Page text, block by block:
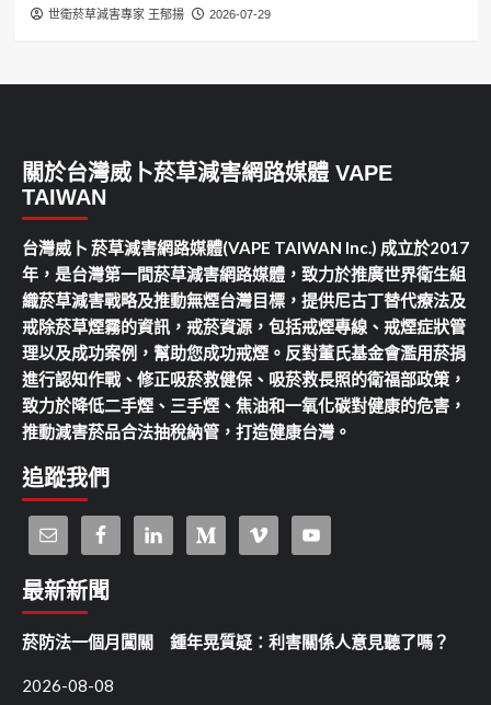
世衛菸草減害專家 王郁揚 2026-07-29
關於台灣威卜菸草減害網路媒體 VAPE
TAIWAN
台灣威卜 菸草減害網路媒體(VAPE TAIWAN Inc.) 成立於2017
年，是台灣第一間菸草減害網路媒體，致力於推廣世界衛生組
織菸草減害戰略及推動無煙台灣目標，提供尼古丁替代療法及
戒除菸草煙霧的資訊，戒菸資源，包括戒煙專線、戒煙症狀管
理以及成功案例，幫助您成功戒煙。反對董氏基金會濫用菸捐
進行認知作戰、修正吸菸救健保、吸菸救長照的衛福部政策，
致力於降低二手煙、三手煙、焦油和一氧化碳對健康的危害，
推動減害菸品合法抽稅納管，打造健康台灣。
追蹤我們
最新新聞
菸防法一個月闖關 鍾年晃質疑：利害關係人意見聽了嗎？
2026-08-08